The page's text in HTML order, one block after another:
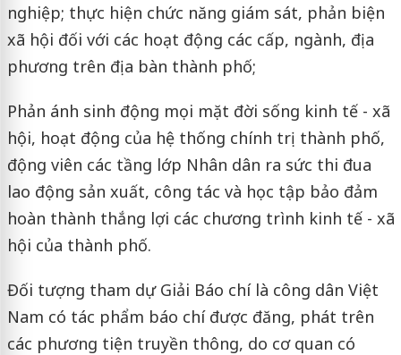
nghiệp; thực hiện chức năng giám sát, phản biện
xã hội đối với các hoạt động các cấp, ngành, địa
phương trên địa bàn thành phố;
Phản ánh sinh động mọi mặt đời sống kinh tế - xã
hội, hoạt động của hệ thống chính trị thành phố,
động viên các tầng lớp Nhân dân ra sức thi đua
lao động sản xuất, công tác và học tập bảo đảm
hoàn thành thắng lợi các chương trình kinh tế - xã
hội của thành phố.
Đối tượng tham dự Giải Báo chí là công dân Việt
Nam có tác phẩm báo chí được đăng, phát trên
các phương tiện truyền thông, do cơ quan có